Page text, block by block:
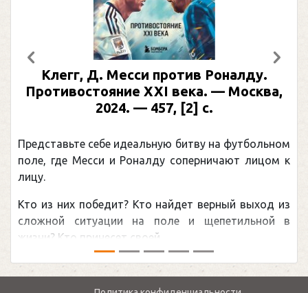
Клегг, Д. Месси против Роналду.
Противостояние XXI века. — Москва,
2024. — 457, [2] с.
Представьте себе идеальную битву на футбольном
поле, где Месси и Роналду соперничают лицом к
лицу.
Кто из них победит? Кто найдет верный выход из
сложной ситуации на поле и щепетильной в
жизни? Кто принесет своей ...
Предыдущий